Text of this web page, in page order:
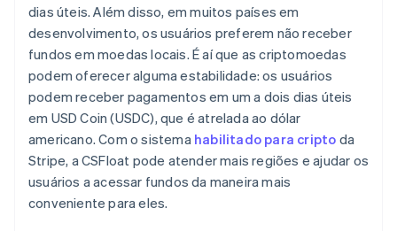
dias úteis. Além disso, em muitos países em
desenvolvimento, os usuários preferem não receber
fundos em moedas locais. É aí que as criptomoedas
podem oferecer alguma estabilidade: os usuários
podem receber pagamentos em um a dois dias úteis
em USD Coin (USDC), que é atrelada ao dólar
americano. Com o sistema habilitado para cripto da
Stripe, a CSFloat pode atender mais regiões e ajudar os
usuários a acessar fundos da maneira mais
conveniente para eles.